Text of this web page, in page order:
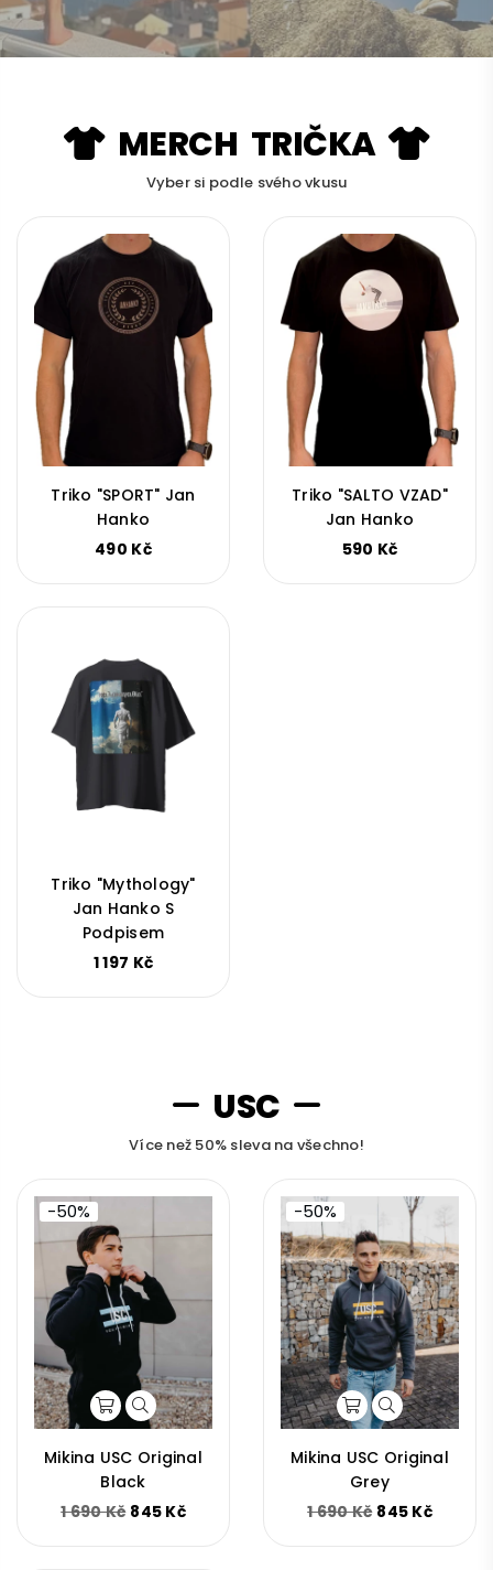
PROZKOUMEJ MERCH
MERCH TRIČKA
Vyber si podle svého vkusu
Triko "SPORT" Jan
Hanko
Běžná
490 Kč
Triko "SALTO VZAD"
Jan Hanko
Běžná
590 Kč
Triko "Mythology"
Jan Hanko S
Podpisem
Běžná
1 197 Kč
USC
Více než 50% sleva na všechno!
-50%
Mikina USC Original
Black
Běžná
1 690 Kč 845 Kč
-50%
Mikina USC Original
Grey
Běžná
1 690 Kč 845 Kč